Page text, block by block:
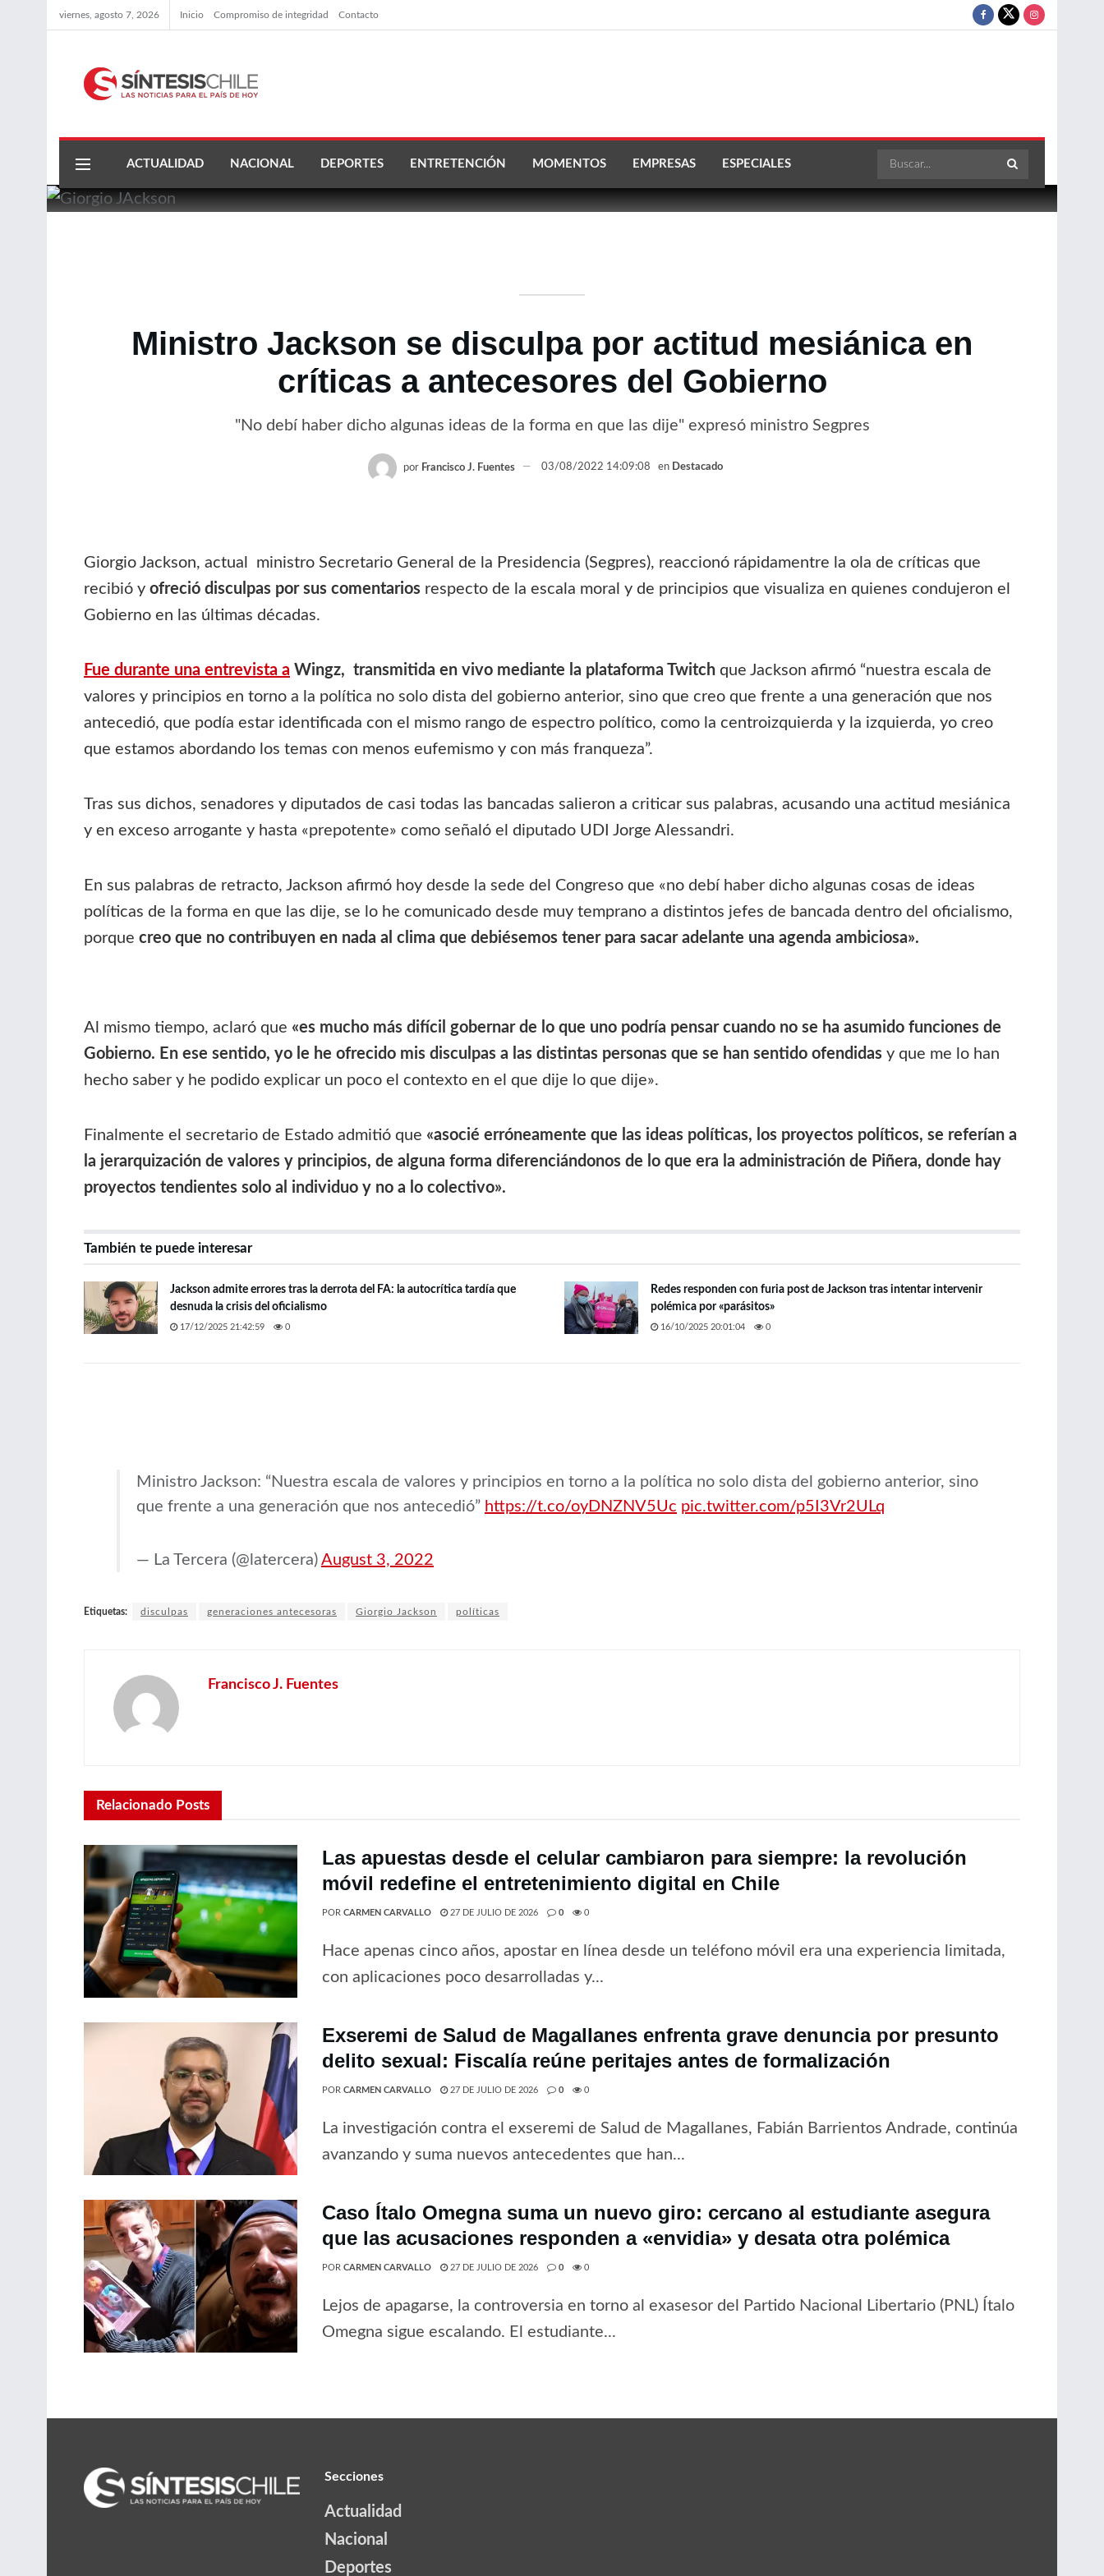
viernes, agosto 7, 2026 Inicio Compromiso de integridad Contacto
ACTUALIDAD NACIONAL DEPORTES ENTRETENCIÓN MOMENTOS EMPRESAS ESPECIALES
Ministro Jackson se disculpa por actitud mesiánica en
críticas a antecesores del Gobierno
"No debí haber dicho algunas ideas de la forma en que las dije" expresó ministro Segpres
por Francisco J. Fuentes 03/08/2022 14:09:08 en Destacado
Giorgio Jackson, actual ministro Secretario General de la Presidencia (Segpres), reaccionó rápidamentre la ola de críticas que
recibió y ofreció disculpas por sus comentarios respecto de la escala moral y de principios que visualiza en quienes condujeron el
Gobierno en las últimas décadas.
Fue durante una entrevista a Wingz, transmitida en vivo mediante la plataforma Twitch que Jackson afirmó “nuestra escala de
valores y principios en torno a la política no solo dista del gobierno anterior, sino que creo que frente a una generación que nos
antecedió, que podía estar identificada con el mismo rango de espectro político, como la centroizquierda y la izquierda, yo creo
que estamos abordando los temas con menos eufemismo y con más franqueza”.
Tras sus dichos, senadores y diputados de casi todas las bancadas salieron a criticar sus palabras, acusando una actitud mesiánica
y en exceso arrogante y hasta «prepotente» como señaló el diputado UDI Jorge Alessandri.
En sus palabras de retracto, Jackson afirmó hoy desde la sede del Congreso que «no debí haber dicho algunas cosas de ideas
políticas de la forma en que las dije, se lo he comunicado desde muy temprano a distintos jefes de bancada dentro del oficialismo,
porque creo que no contribuyen en nada al clima que debiésemos tener para sacar adelante una agenda ambiciosa».
Al mismo tiempo, aclaró que «es mucho más difícil gobernar de lo que uno podría pensar cuando no se ha asumido funciones de
Gobierno. En ese sentido, yo le he ofrecido mis disculpas a las distintas personas que se han sentido ofendidas y que me lo han
hecho saber y he podido explicar un poco el contexto en el que dije lo que dije».
Finalmente el secretario de Estado admitió que «asocié erróneamente que las ideas políticas, los proyectos políticos, se referían a
la jerarquización de valores y principios, de alguna forma diferenciándonos de lo que era la administración de Piñera, donde hay
proyectos tendientes solo al individuo y no a lo colectivo».
También te puede interesar
Jackson admite errores tras la derrota del FA: la autocrítica tardía que
desnuda la crisis del oficialismo
17/12/2025 21:42:59 0
Redes responden con furia post de Jackson tras intentar intervenir
polémica por «parásitos»
16/10/2025 20:01:04 0
Ministro Jackson: “Nuestra escala de valores y principios en torno a la política no solo dista del gobierno anterior, sino
que frente a una generación que nos antecedió” https://t.co/oyDNZNV5Uc pic.twitter.com/p5I3Vr2ULq
— La Tercera (@latercera) August 3, 2022
Etiquetas: disculpas generaciones antecesoras Giorgio Jackson políticas
Francisco J. Fuentes
Relacionado Posts
Las apuestas desde el celular cambiaron para siempre: la revolución
móvil redefine el entretenimiento digital en Chile
POR CARMEN CARVALLO 27 DE JULIO DE 2026 0 0
Hace apenas cinco años, apostar en línea desde un teléfono móvil era una experiencia limitada,
con aplicaciones poco desarrolladas y...
Exseremi de Salud de Magallanes enfrenta grave denuncia por presunto
delito sexual: Fiscalía reúne peritajes antes de formalización
POR CARMEN CARVALLO 27 DE JULIO DE 2026 0 0
La investigación contra el exseremi de Salud de Magallanes, Fabián Barrientos Andrade, continúa
avanzando y suma nuevos antecedentes que han...
Caso Ítalo Omegna suma un nuevo giro: cercano al estudiante asegura
que las acusaciones responden a «envidia» y desata otra polémica
POR CARMEN CARVALLO 27 DE JULIO DE 2026 0 0
Lejos de apagarse, la controversia en torno al exasesor del Partido Nacional Libertario (PNL) Ítalo
Omegna sigue escalando. El estudiante...
Secciones
Actualidad
Nacional
Deportes